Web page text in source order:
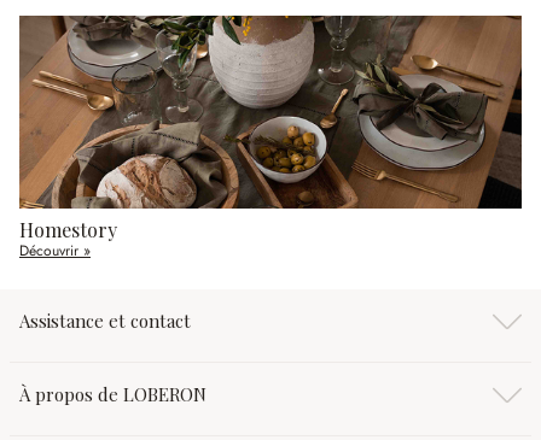
Homestory
Découvrir »
Assistance et contact
À propos de LOBERON